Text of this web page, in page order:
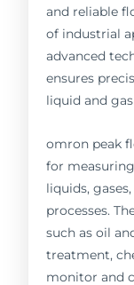
and reliable
of industrial
advanced
ensures
liquid and
omron peak
for
liquids,
processes.
such as oil
treatment,
monitor and